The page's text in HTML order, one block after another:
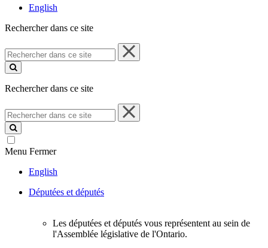
English
Rechercher dans ce site
Rechercher
dans
ce
Rechercher dans ce site
Rechercher
dans
ce
site
Menu Fermer
English
Députées et députés
Les députées et députés vous représentent au sein de
l'Assemblée législative de l'Ontario.